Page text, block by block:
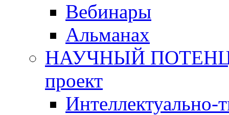
Вебинары
Альманах
НАУЧНЫЙ
проект